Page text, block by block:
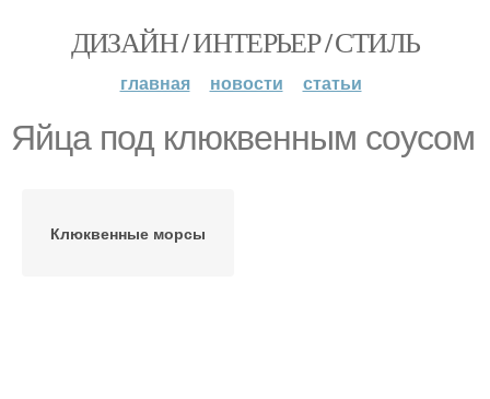
ДИЗАЙН / ИНТЕРЬЕР / СТИЛЬ
главная новости статьи
Яйца под клюквенным соусом
Клюквенные морсы